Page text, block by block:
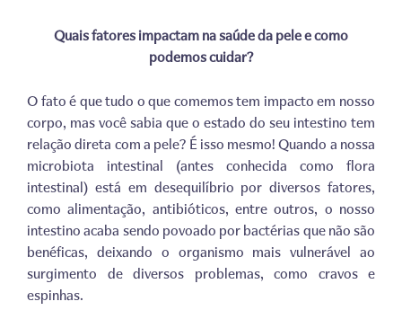
Quais fatores impactam na saúde da pele e como
podemos cuidar?
O fato é que tudo o que comemos tem impacto em nosso
corpo, mas você sabia que o estado do seu intestino tem
relação direta com a pele? É isso mesmo! Quando a nossa
microbiota intestinal (antes conhecida como flora
intestinal) está em desequilíbrio por diversos fatores,
como alimentação, antibióticos, entre outros, o nosso
intestino acaba sendo povoado por bactérias que não são
benéficas, deixando o organismo mais vulnerável ao
surgimento de diversos problemas, como cravos e
espinhas.